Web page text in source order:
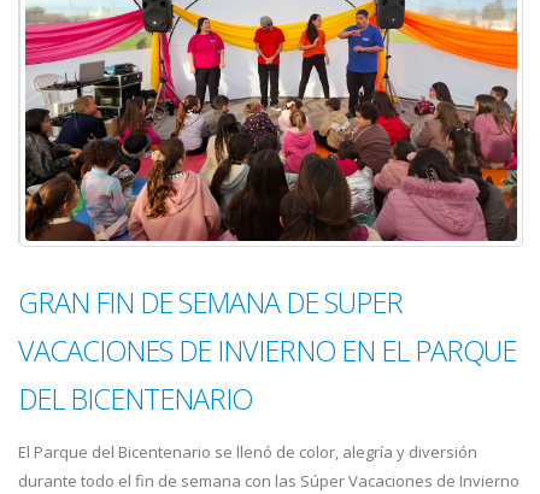
GRAN FIN DE SEMANA DE SUPER
VACACIONES DE INVIERNO EN EL PARQUE
DEL BICENTENARIO
El Parque del Bicentenario se llenó de color, alegría y diversión
durante todo el fin de semana con las Súper Vacaciones de Invierno